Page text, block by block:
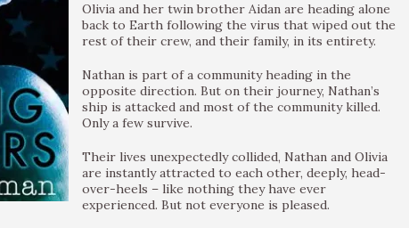
Olivia and her twin brother Aidan are heading alone
back to Earth following the virus that wiped out the
rest of their crew, and their family, in its entirety.
Nathan is part of a community heading in the
opposite direction. But on their journey, Nathan’s
ship is attacked and most of the community killed.
Only a few survive.
Their lives unexpectedly collided, Nathan and Olivia
are instantly attracted to each other, deeply, head-
over-heels – like nothing they have ever
experienced. But not everyone is pleased.